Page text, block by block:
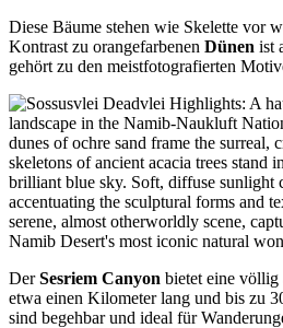
Diese Bäume stehen wie Skelette vor
Kontrast zu orangefarbenen Dünen ist
gehört zu den meistfotografierten
DerSesriem Canyon bietet eine völlig
etwa einen Kilometer lang und bis zu
sind begehbar und ideal für